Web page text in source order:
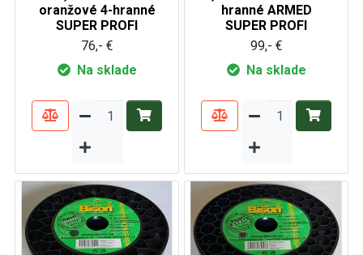
oranžové 4-hranné
SUPER PROFI
76,- €
Na sklade
hranné ARMED
SUPER PROFI
99,- €
Na sklade